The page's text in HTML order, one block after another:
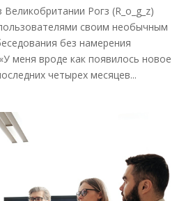
Рогз (R_o_g_z)
своим необычным
без намерения
меня вроде как появилось новое
четырех месяцев...